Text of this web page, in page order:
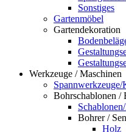
Sonstiges
Gartenmöbel
Gartendekoration
Werkzeuge / Maschinen
Spannwerkzeuge/
Bohrschablonen /
Bohrer /
Holz